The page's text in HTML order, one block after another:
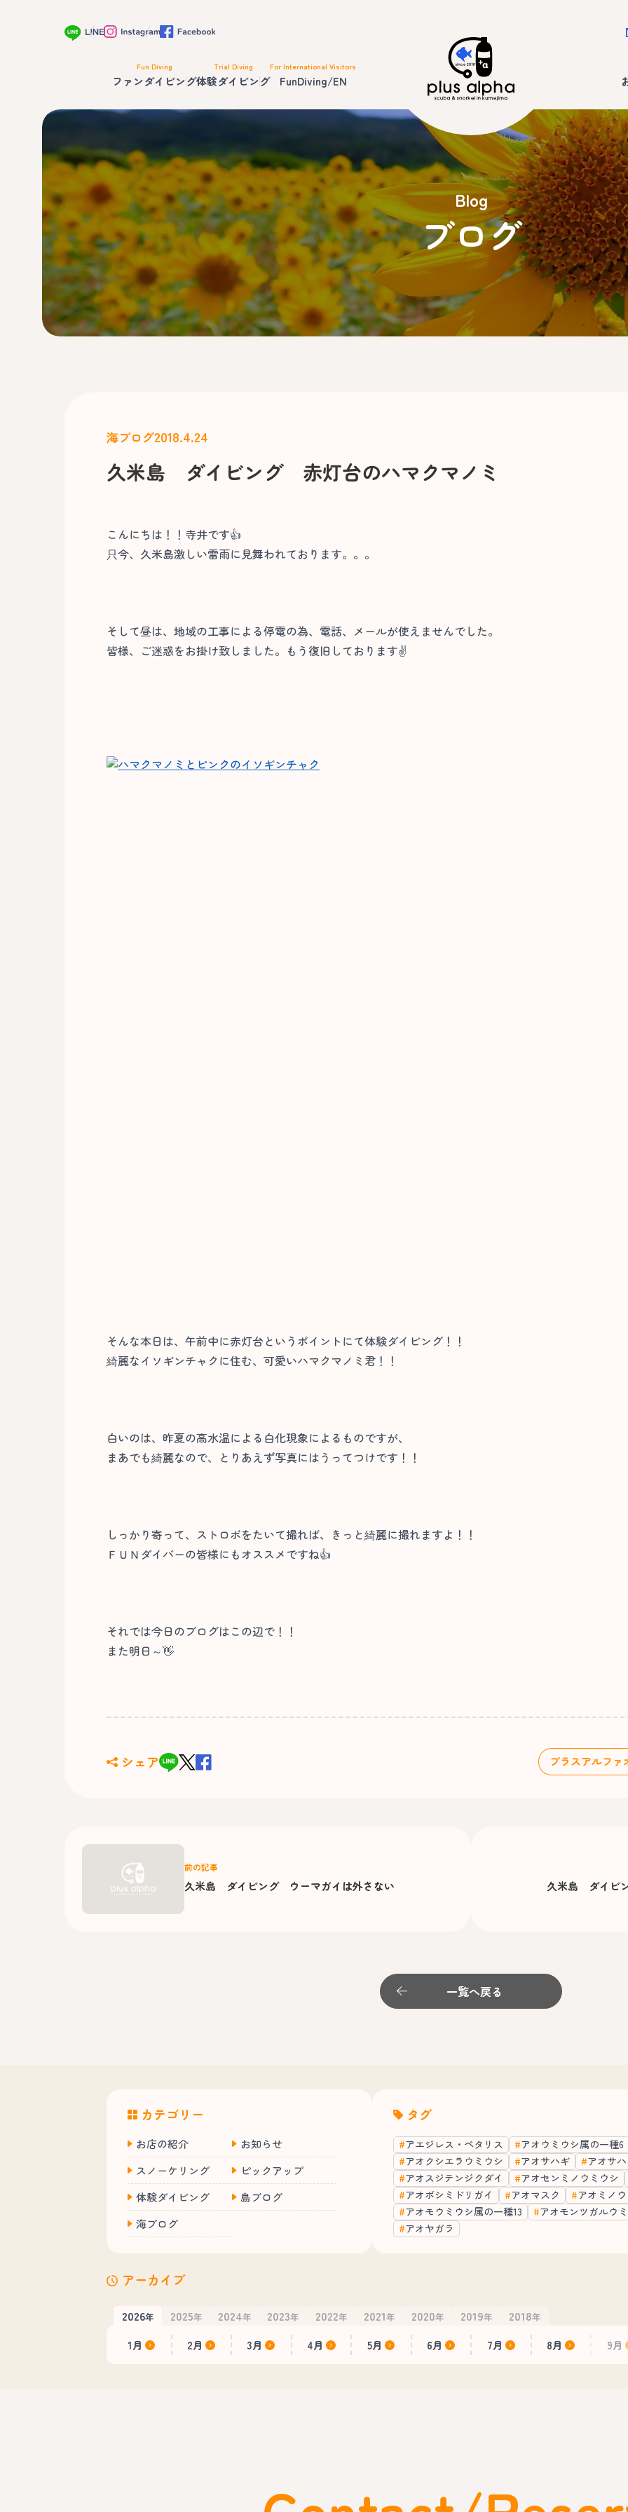
Fun Diving
ファンダイビング
Trial Diving
体験ダイビング
For International Visitors
FunDiving/EN
Blog
ブログ
海ブログ2018.4.24
久米島 ダイビング 赤灯台のハマクマノミ
こんにちは！！寺井です👍
只今、久米島激しい雷雨に見舞われております。。。
そして昼は、地域の工事による停電の為、電話、メールが使えませんでした。
皆様、ご迷惑をお掛け致しました。もう復旧しております✌
そんな本日は、午前中に赤灯台というポイントにて体験ダイビング！！
綺麗なイソギンチャクに住む、可愛いハマクマノミ君！！
白いのは、昨夏の高水温による白化現象によるものですが、
まあでも綺麗なので、とりあえず写真にはうってつけです！！
しっかり寄って、ストロボをたいて撮れば、きっと綺麗に撮れますよ！！
ＦＵＮダイバーの皆様にもオススメですね👍
それでは今日のブログはこの辺で！！
また明日～👋
シェア
前の記事
久米島 ダイビング ウーマガイは外さない 久米島 ダイビ
一覧へ戻る
カテゴリー
お店の紹介
お知らせ
スノーケリング
ピックアップ
体験ダイビング
島ブログ
海ブログ
タグ
アエジレス・ペタリス
アオウミウシ属の一種6
アオクシエラウミウシ
アオサハギ
アオサ
アオスジテンジクダイ
アオセンミノウミウシ
アオボシミドリガイ
アオマスク
アオミノ
アオモウミウシ属の一種13
アオモンツガルウ
アオヤガラ
アーカイブ
2026年 2025年 2024年 2023年 2022年 2021年 2020年 2019年 2018年
1月 2月 3月 4月 5月 6月 7月 8月 9月